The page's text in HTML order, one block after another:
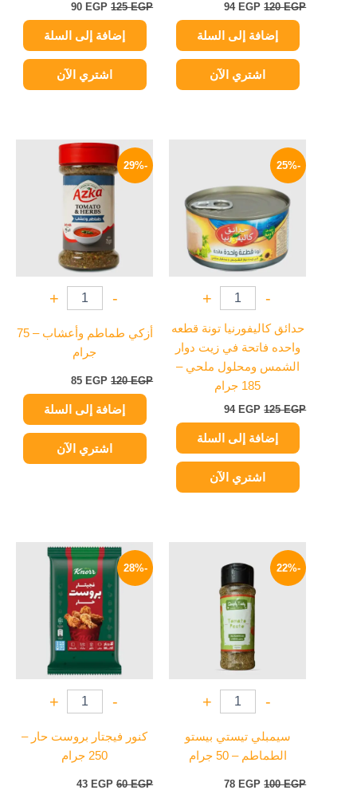
120EGP
94 EGP
إضافة إلى السلة
اشتري الآن
125EGP
90 EGP
إضافة إلى السلة
اشتري الآن
-25%
-
+
حدائق كاليفورنيا تونة قطعه
واحده فاتحة في زيت دوار
الشمس ومحلول ملحي –
185 جرام
125EGP
125 EGP.
94 EGP
94 EGP.
إضافة إلى السلة
اشتري الآن
-29%
-
+
أزكي طماطم وأعشاب – 75
جرام
120EGP
السعر
هو:
120 EGP.
85 EGP
السعر
هو:
85 EGP.
إضافة إلى السلة
اشتري الآن
-22%
-
+
سيمبلي تيستي بيستو
الطماطم – 50 جرام
100EGP
الأصلي
100 EGP.
78 EGP
78 EGP.
-28%
-
+
كنور فيجتار بروست حار –
250 جرام
60EGP
السعر
الأصلي
هو:
60 EGP.
43 EGP
السعر
الحالي
هو:
43 EGP.